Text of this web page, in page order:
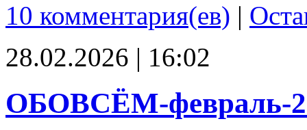
10 комментария(ев) |
28.02.2026 | 16:02
ОБОВСЁМ-февраль-